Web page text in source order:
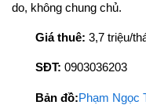
do, không chung chủ.
Giá thuê: 3,7 triệu/
SĐT: 0903036203
Bản đồ:Phạm Ngọc